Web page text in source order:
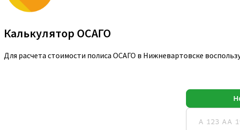
Калькулятор ОСАГО
Для расчета стоимости полиса ОСАГО в Нижневартовске